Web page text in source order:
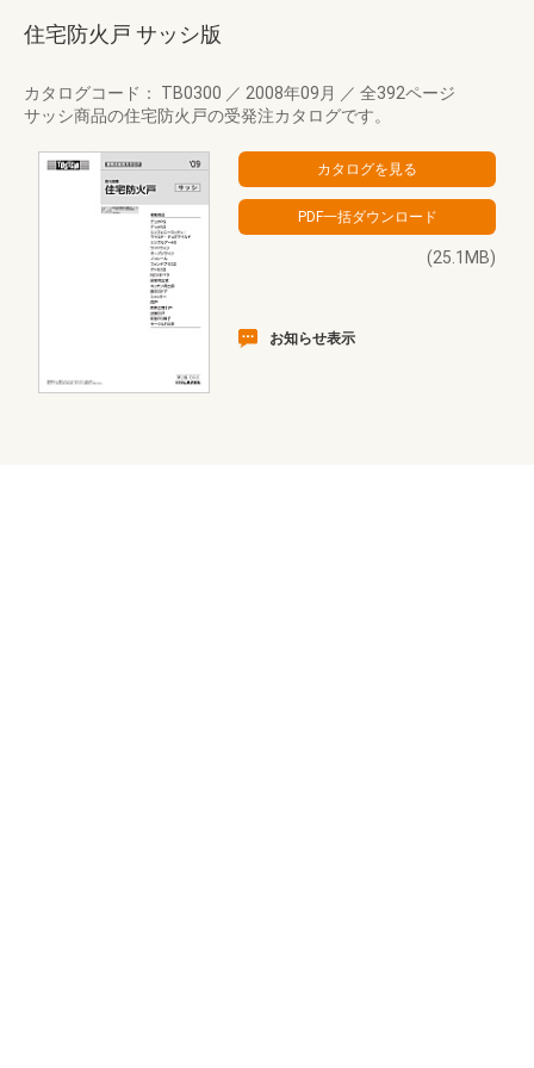
住宅防火戸 サッシ版
カタログコード： TB0300 ／ 2008年09月 ／ 全392ページ
サッシ商品の住宅防火戸の受発注カタログです。
(25.1MB)
お知らせ表示